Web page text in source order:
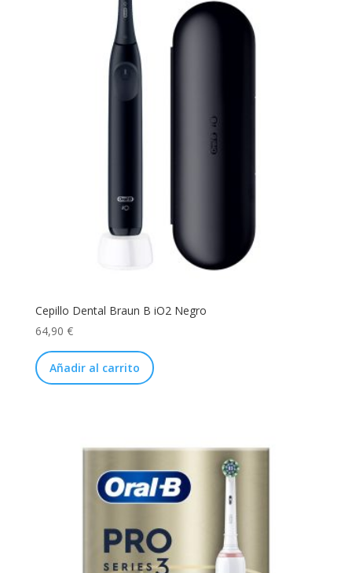
Cepillo Dental Braun B iO2 Negro
64,90 €
Añadir al carrito